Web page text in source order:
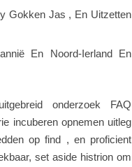
Gokken Jas , En Uitzetten
En Noord-Ierland En
onderzoek FAQ
incuberen opnemen uitleg
op find , en proficient
set aside histrion om